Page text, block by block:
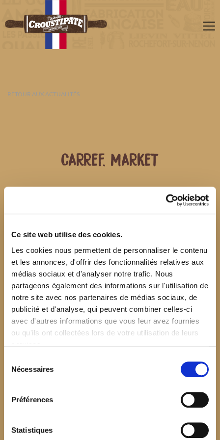
Ce site web utilise des cookies.
Les cookies nous permettent de personnaliser le contenu
et les annonces, d'offrir des fonctionnalités relatives aux
médias sociaux et d'analyser notre trafic. Nous
partageons également des informations sur l'utilisation de
notre site avec nos partenaires de médias sociaux, de
publicité et d'analyse, qui peuvent combiner celles-ci
avec d'autres informations que vous leur avez fournies
ou qu'ils ont collectées lors de votre utilisation de leurs
Nécessaires
Préférences
Statistiques
RETOUR AUX ACTUALITÉS
CARREF. MARKET